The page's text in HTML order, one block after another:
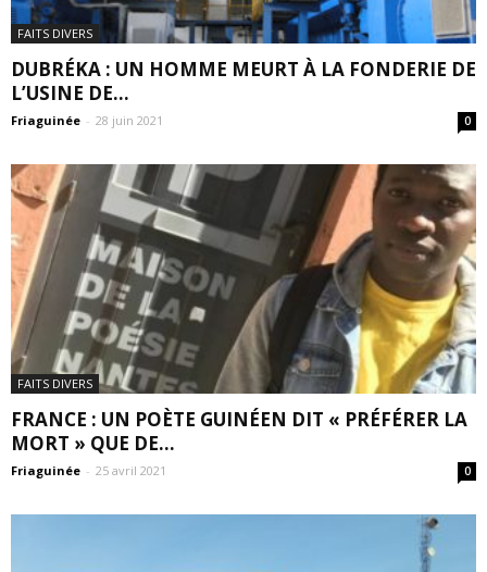
FAITS DIVERS
DUBRÉKA : UN HOMME MEURT À LA FONDERIE DE
L’USINE DE...
Friaguinée - 28 juin 2021 0
FAITS DIVERS
FRANCE : UN POÈTE GUINÉEN DIT « PRÉFÉRER LA
MORT » QUE DE...
Friaguinée - 25 avril 2021 0